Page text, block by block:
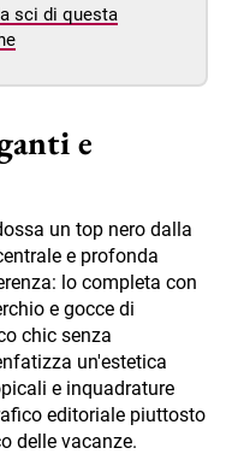
sci di questa
e
un top nero dalla
e profonda
lo completa con
e gocce di
chic senza
un'estetica
e inquadrature
editoriale piuttosto
delle vacanze.